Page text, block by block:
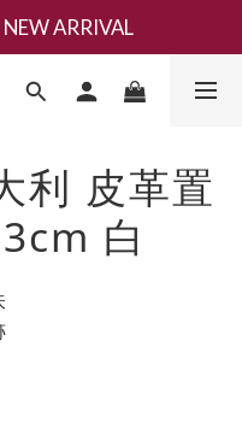
千元購物金
ARRIVAL
9折，三件享85折 】
利 皮革置
白